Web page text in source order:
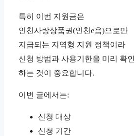
특히 이번 지원금은
인천사랑상품권(인천e음)으로만
지급되는 지역형 지원 정책이라
신청 방법과 사용기한을 미리 확인
하는 것이 중요합니다.
이번 글에서는:
신청 대상
신청 기간